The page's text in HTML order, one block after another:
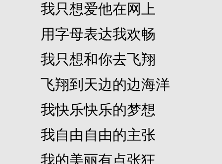
我只想爱他在网上
用字母表达我欢畅
我只想和你去飞翔
飞翔到天边的边海洋
我快乐快乐的梦想
我自由自由的主张
我的美丽有点张狂